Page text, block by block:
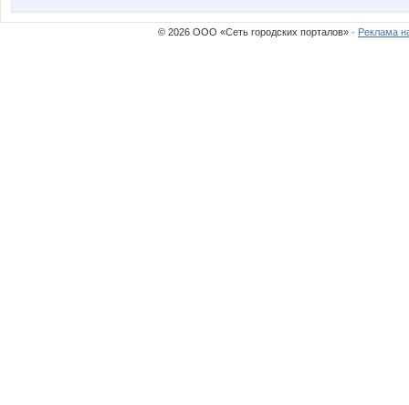
© 2026 ООО «Сеть городских порталов» · Реклама